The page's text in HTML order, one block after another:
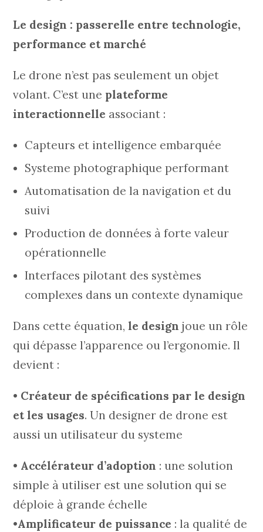
Le design : passerelle entre technologie,
performance et marché
Le drone n’est pas seulement un objet
volant. C’est une plateforme
interactionnelle associant :
Capteurs et intelligence embarquée
Systeme photographique performant
Automatisation de la navigation et du
suivi
Production de données à forte valeur
opérationnelle
Interfaces pilotant des systèmes
complexes dans un contexte dynamique
Dans cette équation, le design joue un rôle
qui dépasse l’apparence ou l’ergonomie. Il
devient :
• Créateur de spécifications par le design
et les usages. Un designer de drone est
aussi un utilisateur du systeme
• Accélérateur d’adoption : une solution
simple à utiliser est une solution qui se
déploie à grande échelle
•Amplificateur de puissance : la qualité de